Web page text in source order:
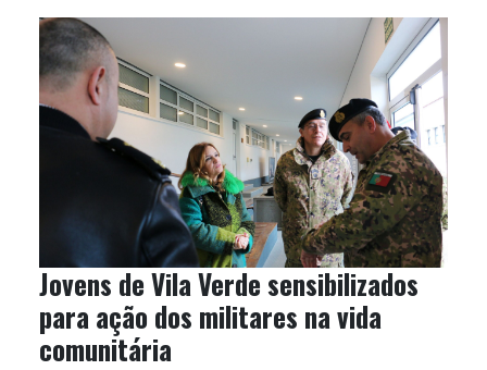
Jovens de Vila Verde sensibilizados
para ação dos militares na vida
comunitária